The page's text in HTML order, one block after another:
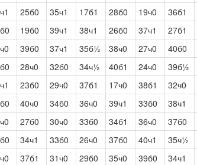
25б0 35ч1 17б1 28б0 19ч0 36б1
19б0 39ч1 38ч1 26б0 37ч1 27б1
39б0 37ч1 35б½ 38ч0 27ч0 40б0
28ч0 32б0 34ч½ 40б1 24ч0 39б½
23б0 29ч0 37б1 17ч0 38б1 32ч0
40ч0 34б0 36ч0 39ч1 33б0 38ч1
27б0 30ч0 33б0 34б1 36ч0 37б0
34ч1 33б0 26ч0 37б0 40ч1 35ч½
37б1 31ч0 29б0 35ч0 39б0 34ч1